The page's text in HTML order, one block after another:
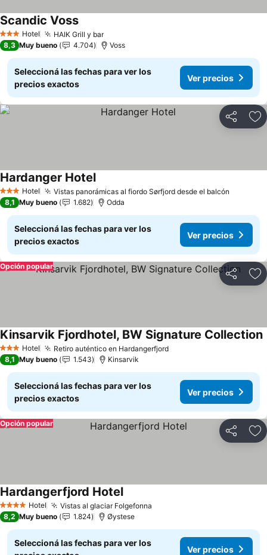
3 Estrellas
Hotel HAIK Grill y bar
Scandic Voss
8,3 Muy bueno 4.704 Voss
Seleccioná las fechas para ver los
precios exactos
Ver precios
Compartir
3 Estrellas
Hotel Vistas panorámicas al fiordo Sørfjord desde el balcón
Hardanger Hotel
8,1 Muy bueno 1.682 Odda
Seleccioná las fechas para ver los
precios exactos
Ver precios
Compartir
Opción popular
3 Estrellas
Hotel Retiro auténtico en Hardangerfjord
Kinsarvik Fjordhotel, BW Signature Collection
8,1 Muy bueno 1.543 Kinsarvik
Seleccioná las fechas para ver los
precios exactos
Ver precios
Compartir
Opción popular
4 EstrellasHotel Vistas al glaciar Folgefonna
Hardangerfjord Hotel
8,2 Muy bueno 1.824 Øystese
Seleccioná las fechas para ver los
Ver precios